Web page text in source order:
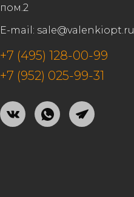
пом.2
E-mail: sale@valenkiopt.ru
+7 (495) 128-00-99
+7 (952) 025-99-31